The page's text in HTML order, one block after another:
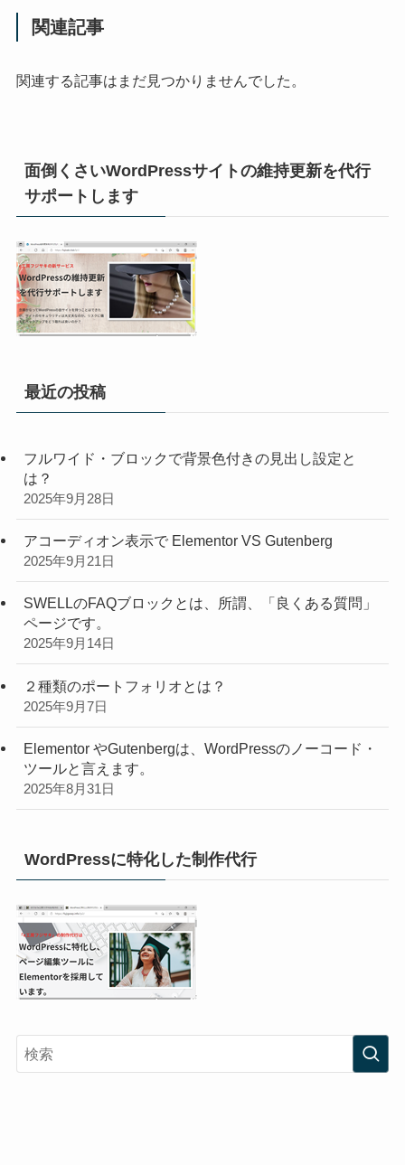
関連記事
関連する記事はまだ見つかりませんでした。
面倒くさいWordPressサイトの維持更新を代行
サポートします
最近の投稿
フルワイド・ブロックで背景色付きの見出し設定と
は？
2025年9月28日
アコーディオン表示で Elementor VS Gutenberg
2025年9月21日
SWELLのFAQブロックとは、所謂、「良くある質問」
ページです。
2025年9月14日
２種類のポートフォリオとは？
2025年9月7日
Elementor やGutenbergは、WordPressのノーコード・
ツールと言えます。
2025年8月31日
WordPressに特化した制作代行